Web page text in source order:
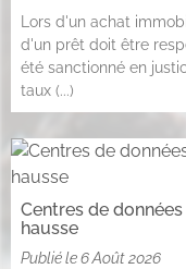
Lors d'un achat
d'un prêt doit être
été sanctionné en
taux (...)
Centres de
hausse
Publié le6 Août 2026